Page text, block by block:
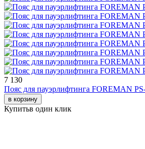
7 130
Пояс для пауэрлифтинга FOREMAN
в корзину
Купитьв один клик